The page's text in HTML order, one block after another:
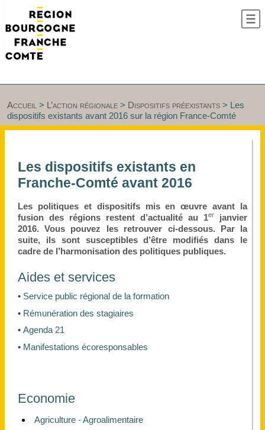
Accueil > L’action régionale > Dispositifs préexistants > Les
dispositifs existants avant 2016 sur la région France-Comté
Les dispositifs existants en
Franche-Comté avant 2016
Les politiques et dispositifs mis en œuvre avant la
fusion des régions restent d’actualité au 1er
janvier
2016. Vous pouvez les retrouver ci-dessous. Par la
suite, ils sont susceptibles d’être modifiés dans le
cadre de l’harmonisation des politiques publiques.
Aides et services
• Service public régional de la formation
• Rémunération des stagiaires
• Agenda 21
• Manifestations écoresponsables
Economie
Agriculture - Agroalimentaire